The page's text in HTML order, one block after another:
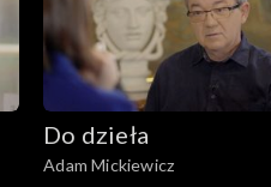
Do dzieła
Adam Mickiewicz